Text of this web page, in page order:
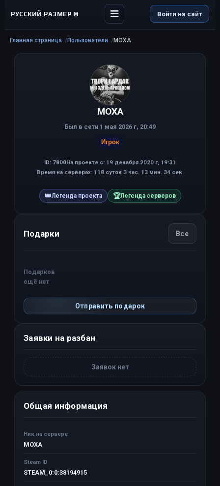
РУССКИЙ РАЗМЕР © Войти на сайт
Главная страница Пользователи MOXA
MOXA
Был в сети 1 мая 2026 г, 20:49
Игрок
ID: 7800На проекте с: 19 декабря 2020 г, 19:31
Время на серверах: 118 суток 3 час. 13 мин. 34 сек.
👑Легенда проекта 🏆Легенда серверов
Подарки Все
Подарков
ещё нет
Отправить подарок
Заявки на разбан
Заявок нет
Общая информация
Ник на сервере
MOXA
Steam ID
STEAM_0:0:38194915